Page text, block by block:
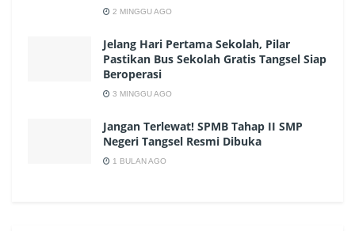
2 MINGGU AGO
Jelang Hari Pertama Sekolah, Pilar
Pastikan Bus Sekolah Gratis Tangsel Siap
Beroperasi
3 MINGGU AGO
Jangan Terlewat! SPMB Tahap II SMP
Negeri Tangsel Resmi Dibuka
1 BULAN AGO